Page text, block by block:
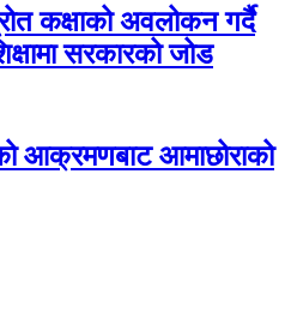
कक्षाको अवलोकन गर्दै
सरकारको जोड
आक्रमणबाट आमाछोराको